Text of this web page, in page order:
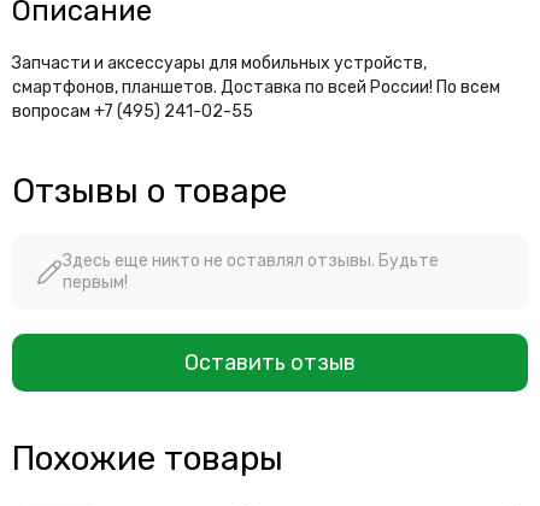
Описание
Запчасти и аксессуары для мобильных устройств,
смартфонов, планшетов. Доставка по всей России! По всем
вопросам +7 (495) 241-02-55
Отзывы о товаре
Здесь еще никто не оставлял отзывы. Будьте
первым!
Оставить отзыв
Похожие товары